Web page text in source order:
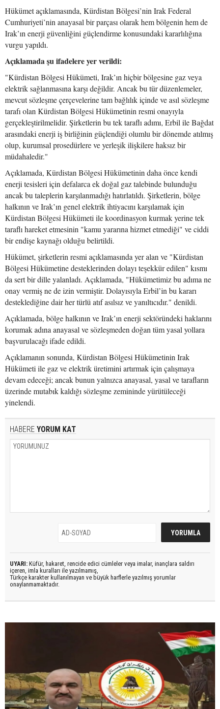
Hükümet açıklamasında, Kürdistan Bölgesi’nin Irak Federal
Cumhuriyeti’nin anayasal bir parçası olarak hem bölgenin hem de
Irak’ın enerji güvenliğini güçlendirme konusundaki kararlılığına
vurgu yapıldı.
Açıklamada şu ifadelere yer verildi:
"Kürdistan Bölgesi Hükümeti, Irak’ın hiçbir bölgesine gaz veya
elektrik sağlanmasına karşı değildir. Ancak bu tür düzenlemeler,
mevcut sözleşme çerçevelerine tam bağlılık içinde ve asıl sözleşme
tarafı olan Kürdistan Bölgesi Hükümetinin resmi onayıyla
gerçekleştirilmelidir. Şirketlerin bu tek taraflı adımı, Erbil ile Bağdat
arasındaki enerji iş birliğinin güçlendiği olumlu bir dönemde atılmış
olup, kurumsal prosedürlere ve yerleşik ilişkilere haksız bir
müdahaledir."
Açıklamada, Kürdistan Bölgesi Hükümetinin daha önce kendi
enerji tesisleri için defalarca ek doğal gaz talebinde bulunduğu
ancak bu taleplerin karşılanmadığı hatırlatıldı. Şirketlerin, bölge
halkının ve Irak’ın genel elektrik ihtiyacını karşılamak için
Kürdistan Bölgesi Hükümeti ile koordinasyon kurmak yerine tek
taraflı hareket etmesinin "kamu yararına hizmet etmediği" ve ciddi
bir endişe kaynağı olduğu belirtildi.
Hükümet, şirketlerin resmi açıklamasında yer alan ve "Kürdistan
Bölgesi Hükümetine desteklerinden dolayı teşekkür edilen" kısmı
da sert bir dille yalanladı. Açıklamada, "Hükümetimiz bu adıma ne
onay vermiş ne de izin vermiştir. Dolayısıyla Erbil’in bu kararı
desteklediğine dair her türlü atıf asılsız ve yanıltıcıdır." denildi.
Açıklamada, bölge halkının ve Irak’ın enerji sektöründeki haklarını
korumak adına anayasal ve sözleşmeden doğan tüm yasal yollara
başvurulacağı ifade edildi.
Açıklamanın sonunda, Kürdistan Bölgesi Hükümetinin Irak
Hükümeti ile gaz ve elektrik üretimini artırmak için çalışmaya
devam edeceği; ancak bunun yalnızca anayasal, yasal ve tarafların
üzerinde mutabık kaldığı sözleşme zemininde yürütüleceği
yinelendi.
HABERE YORUM KAT
UYARI: Küfür, hakaret, rencide edici cümleler veya imalar, inançlara saldırı
içeren, imla kuralları ile yazılmamış,
Türkçe karakter kullanılmayan ve büyük harflerle yazılmış yorumlar
onaylanmamaktadır.